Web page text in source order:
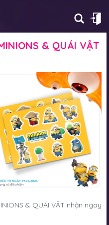
& QUÁI VẬT
& QUÁI VẬT nhận ngay